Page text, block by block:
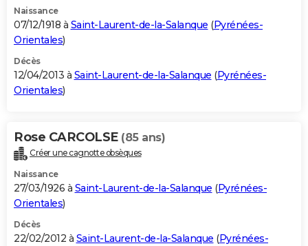
Naissance
07/12/1918 à Saint-Laurent-de-la-Salanque (Pyrénées-
Orientales)
Décès
12/04/2013 à Saint-Laurent-de-la-Salanque (Pyrénées-
Orientales)
Rose CARCOLSE (85 ans)
Créer une cagnotte obsèques
Naissance
27/03/1926 à Saint-Laurent-de-la-Salanque (Pyrénées-
Orientales)
Décès
22/02/2012 à Saint-Laurent-de-la-Salanque (Pyrénées-